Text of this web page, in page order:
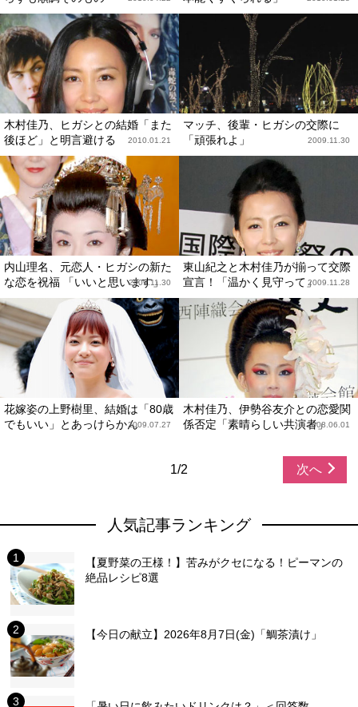
木村佳乃、ヒガシとの結婚「また
後ほど」と明言避ける
2010.01.21
マッチ、後輩・ヒガシの交際に
「頑張れよ」
2009.11.30
内山理名、元恋人・ヒガシの新た
な恋を祝福 「いいと思います」
2009.11.30
東山紀之と木村佳乃が揃って交際
宣言！「温かく見守って」2009.11.28
花嫁姿の上野樹里、結婚は「80歳
でもいい」とあっけらかん2009.07.27
木村佳乃、伊勢谷友介との恋愛関
係否定「素晴らしい共演者」2008.06.01
1/2 次へ
人気記事ランキング
【夏野菜の王様！】苦みがクセになる！ピーマンの
絶品レシピ8選
【今日の献立】2026年8月7日(金)「鯛茶漬け」